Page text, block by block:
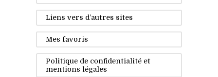
Liens vers d’autres sites
Mes favoris
Politique de confidentialité et
mentions légales